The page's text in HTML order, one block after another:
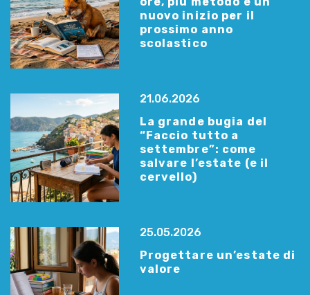
nuovo inizio per il
prossimo anno
scolastico
21.06.2026
La grande bugia del
“Faccio tutto a
settembre”: come
salvare l’estate (e il
cervello)
25.05.2026
Progettare un’estate di
valore